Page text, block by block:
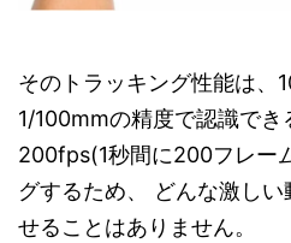
そのトラッキング性能は、
1/100mmの精度で認識でき
200fps(1秒間に200フレー
グするため、 どんな激し
せることはありません。